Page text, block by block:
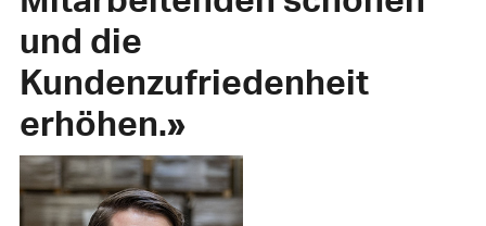
und die
Kundenzufriedenheit
erhöhen.»